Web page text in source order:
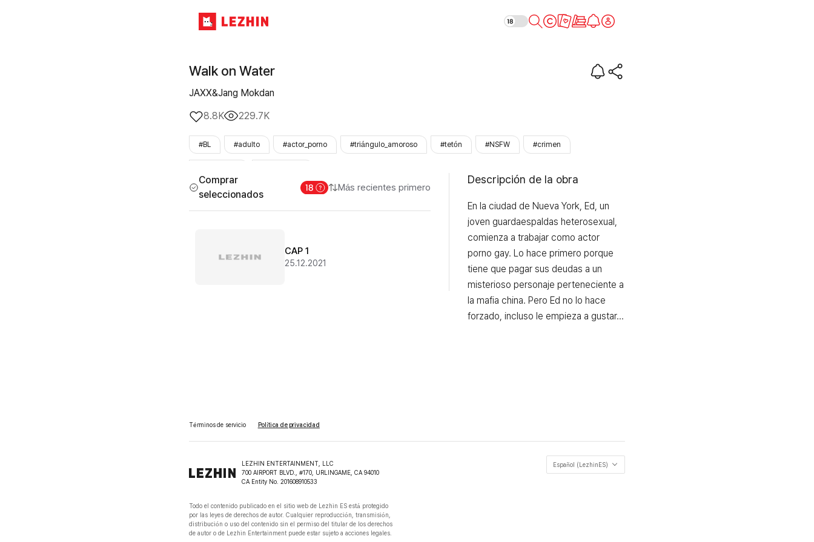
Walk on Water
Walk on Water
JAXX&Jang Mokdan
8.8K
229.7K
#BL #adulto #actor_porno #triángulo_amoroso #tetón #NSFW #crimen
Comprar
seleccionados
Más recientes primero
CAP 1
25.12.2021
Descripción de la obra
En la ciudad de Nueva York, Ed, un
joven guardaespaldas heterosexual,
comienza a trabajar como actor
porno gay. Lo hace primero porque
tiene que pagar sus deudas a un
misterioso personaje perteneciente a
la mafia china. Pero Ed no lo hace
forzado, incluso le empieza a gustar...
Términos de servicio Política de privacidad
Español (LezhinES)
LEZHIN ENTERTAINMENT, LLC
700 AIRPORT BLVD., #170, URLINGAME, CA 94010
CA Entity No. 201608910533
Todo el contenido publicado en el sitio web de Lezhin ES está protegido
por las leyes de derechos de autor. Cualquier reproducción, transmisión,
distribución o uso del contenido sin el permiso del titular de los derechos
de autor o de Lezhin Entertainment puede estar sujeto a acciones legales.